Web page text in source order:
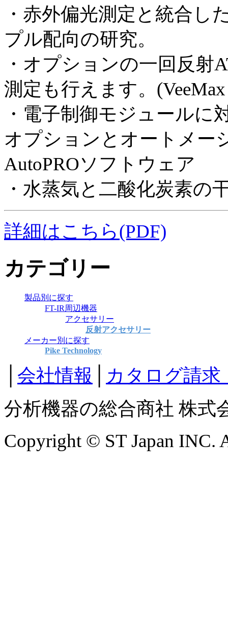
・赤外偏光測定と統合し
プル配向の研究。
・オプションの一回反射
測定も行えます。
・電子制御モジュールに
オプションとオートメー
AutoPROソフトウェア
・水蒸気と二酸化炭素の
詳細はこちら(PDF)
カテゴリー
製品別に探す
FT-IR周辺機器
アクセサリー
反射アクセサリー
メーカー別に探す
Pike Technology
会社情報
カタログ請
分析機器の総合商社 株式
Copyright © ST Japan INC.